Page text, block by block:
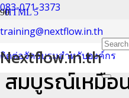
083-071-3373
training@nextflow.in.th
ติดต่อจัดอบรมสำหรับองค์กร
Nextflow.in.th
HTML 5
เมื่อไหร่ spec
สมบูรณ์เหมือ